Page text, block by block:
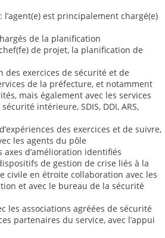
est principalement chargé(e)
de la planification
de projet, la planification de
des exercices de sécurité et de
de la préfecture, et notamment
mais également avec les services
intérieure, SDIS, DDI, ARS,
des exercices et de suivre,
les agents du pôle
d’amélioration identifiés
de gestion de crise liés à la
civile en étroite collaboration avec les
et avec le bureau de la sécurité
les associations agréées de sécurité
partenaires du service, avec l’appui